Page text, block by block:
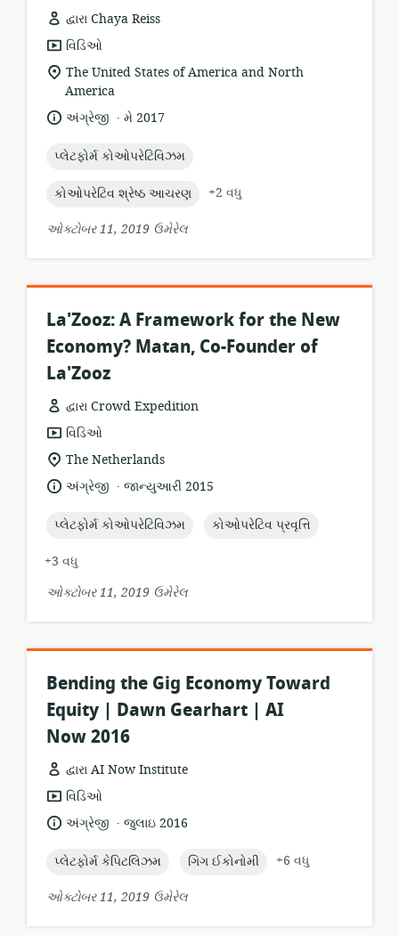
દ્વારા Chaya Reiss
સંસાધન
બંધારણ:
વિડિઓ
સુસંગતતા
સ્થાન:
The United States of America and North
America
ભાષા:અંગ્રેજી .
પ્રકાશન
મે 2017
topic:
પ્લેટફોર્મ કોઓપરેટિવિઝમ
topic:
કોઓપરેટિવ શ્રેષ્ઠ આચરણ
+2 વધુ
ઓક્ટોબર 11, 2019 ઉમેરેલ
La'Zooz: A Framework for the New
Economy? Matan, Co-Founder of
La'Zooz
દ્વારા Crowd Expedition
સંસાધન
બંધારણ:
વિડિઓ
સુસંગતતા
સ્થાન:
The Netherlands
ભાષા:અંગ્રેજી .
પ્રકાશન
જાન્યુઆરી 2015
topic:
પ્લેટફોર્મ કોઓપરેટિવિઝમ topic:
કોઓપરેટિવ પ્રવૃત્તિ
+3 વધુ
ઓક્ટોબર 11, 2019 ઉમેરેલ
Bending the Gig Economy Toward
Equity | Dawn Gearhart | AI
Now 2016
દ્વારા AI Now Institute
સંસાધન
બંધારણ:
વિડિઓ
ભાષા:અંગ્રેજી .
પ્રકાશન
જુલાઇ 2016
topic:
પ્લેટફોર્મ કેપિટલિઝમ topic:
ગિગ ઈકોનોમી
+6 વધુ
ઓક્ટોબર 11, 2019 ઉમેરેલ